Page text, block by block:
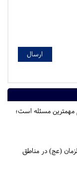
مهمترین مسئله است؛
(عج) در مناطق